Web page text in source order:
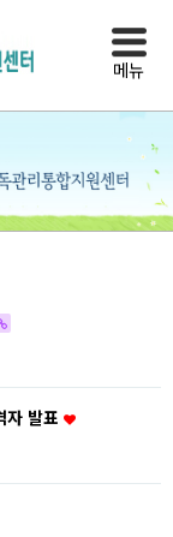
메뉴
자 발표